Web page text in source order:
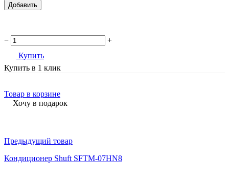
Добавить
−
+
Купить
Купить в 1 клик
Товар в корзине
Хочу в подарок
Предыдущий товар
Кондиционер Shuft SFTM-07HN8